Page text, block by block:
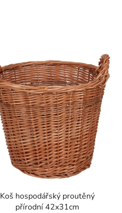
Koš hospodářský proutěný
přírodní 42x31cm